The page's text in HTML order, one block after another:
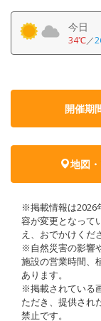
今日
34℃／
開催期
地図
※掲載情報は2026
容が変更となって
え、おでかけくだ
※自然災害の影響
施設の営業時間、
あります。
※掲載されている
ただき、提供され
禁止です。